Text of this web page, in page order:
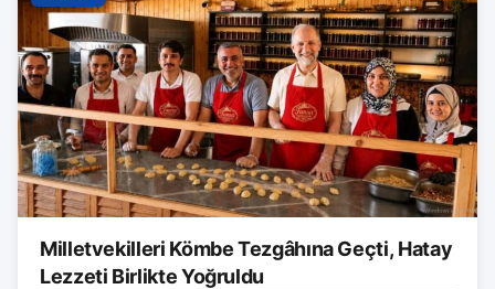
Milletvekilleri Kömbe Tezgâhına Geçti, Hatay
Lezzeti Birlikte Yoğruldu